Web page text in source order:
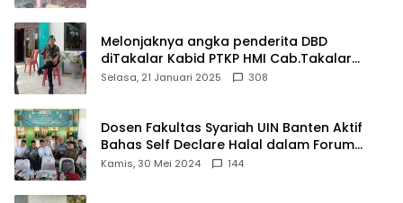
Melonjaknya angka penderita DBD
diTakalar Kabid PTKP HMI Cab.Takalar
angkat bicara
Selasa, 21 Januari 2025 308
Dosen Fakultas Syariah UIN Banten Aktif
Bahas Self Declare Halal dalam Forum
Ijtima Ulama MUI
Kamis, 30 Mei 2024 144